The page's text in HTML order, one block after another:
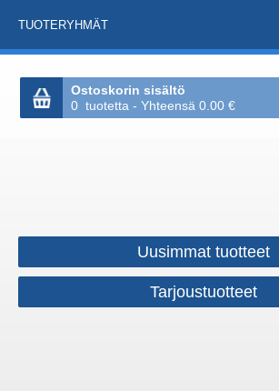
TUOTERYHMÄT
Ostoskorin sisältö
0 tuotetta - Yhteensä 0.00 €
Uusimmat tuotteet
Tarjoustuotteet